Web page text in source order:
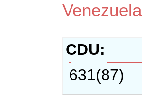
Venezuela
CDU
631(87)